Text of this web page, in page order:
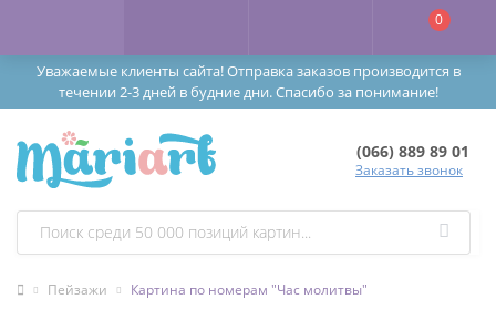
Уважаемые клиенты сайта! Отправка заказов производится в
течении 2-3 дней в будние дни. Спасибо за понимание!
0
(066) 889 89 01
Заказать звонок
Пейзажи Картина по номерам "Час молитвы"